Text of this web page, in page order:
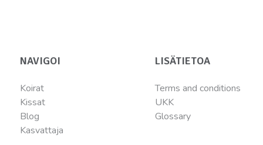
NAVIGOI
Koirat
Kissat
Blog
Kasvattaja
LISÄTIETOA
Terms and conditions
UKK
Glossary